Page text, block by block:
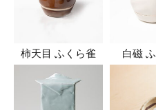
柿天目 ふくら雀 白磁